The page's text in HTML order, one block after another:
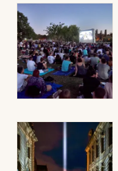
Artistes en
Actus à Thionville
Magazine à